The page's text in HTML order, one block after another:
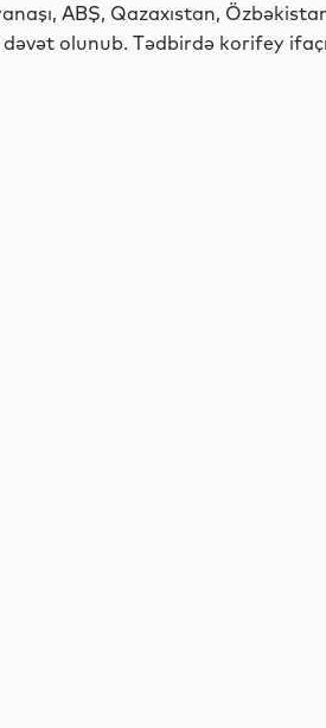
ABŞ, Qazaxıstan,
olunub. Tədbirdə korifey